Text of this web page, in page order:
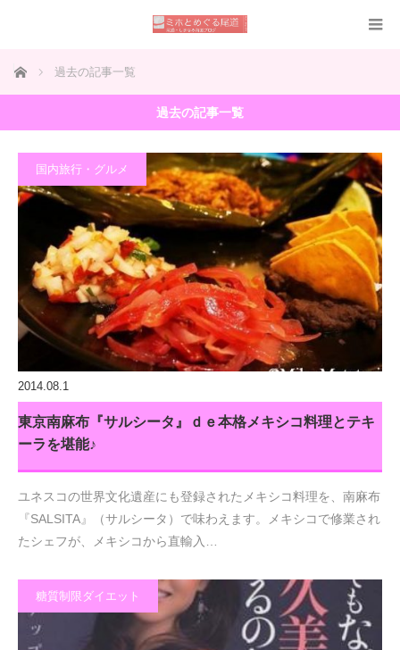
ホーム 過去の記事一覧
過去の記事一覧
国内旅行・グルメ
2014.08.1
東京南麻布『サルシータ』ｄｅ本格メキシコ料理とテキ
ーラを堪能♪
ユネスコの世界文化遺産にも登録されたメキシコ料理を、南麻布
『SALSITA』（サルシータ）で味わえます。メキシコで修業され
たシェフが、メキシコから直輸入…
糖質制限ダイエット